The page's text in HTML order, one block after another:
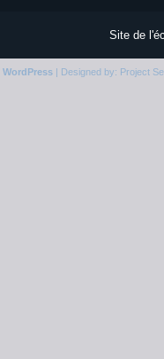
Site de
WordPress| Designed by: Project